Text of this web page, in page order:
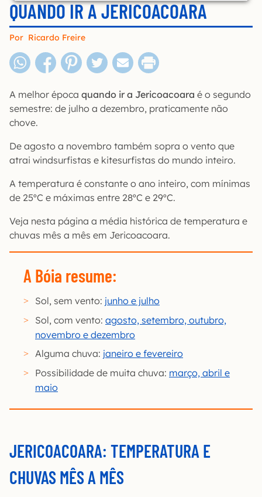
QUANDO IR A JERICOACOARA
Por Ricardo Freire
A melhor época quando ir a Jericoacoara é o segundo
semestre: de julho a dezembro, praticamente não
chove.
De agosto a novembro também sopra o vento que
atrai windsurfistas e kitesurfistas do mundo inteiro.
A temperatura é constante o ano inteiro, com mínimas
de 25ºC e máximas entre 28ºC e 29ºC.
Veja nesta página a média histórica de temperatura e
chuvas mês a mês em Jericoacoara.
A Bóia resume:
Sol, sem vento: junho e julho
Sol, com vento: agosto, setembro, outubro,
novembro e dezembro
Alguma chuva: janeiro e fevereiro
Possibilidade de muita chuva: março, abril e
maio
JERICOACOARA: TEMPERATURA E
CHUVAS MÊS A MÊS